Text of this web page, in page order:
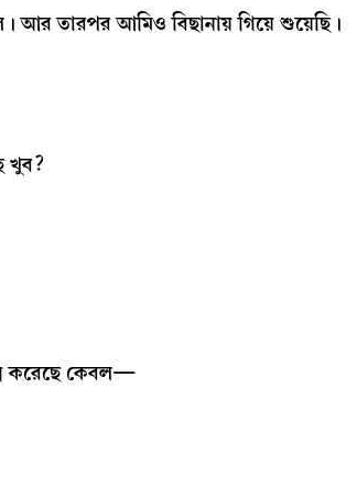
তারপর আমিও বিছানায় গিয়ে শুয়েছি।
খুব?
করেছে কেবল—